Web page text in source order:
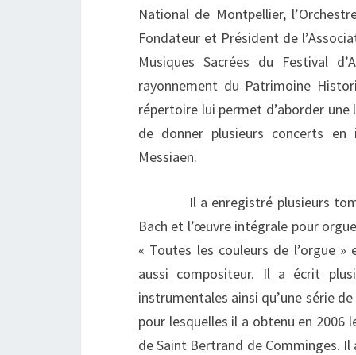
National de Montpellier,
Fondateur et Président de
Musiques Sacrées du Festival
rayonnement du Patrimoine
répertoire lui permet d’aborder
de donner plusieurs concerts en
Messiaen.
Il a enregistré plusieurs tomes
Bach et l’œuvre intégrale pour
« Toutes les couleurs de l’orgue
aussi compositeur. Il a écrit
instrumentales ainsi qu’une série
pour lesquelles il a obtenu en 2006
de Saint Bertrand de Comminges.